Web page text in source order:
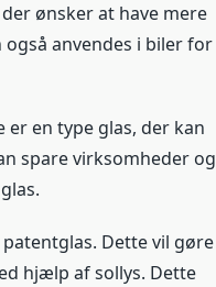
ønsker at have mere
anvendes i biler for
er en type glas, der kan
spare virksomheder og
Dette vil gøre
hjælp af sollys. Dette